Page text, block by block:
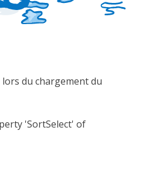
du chargement du
'SortSelect' of